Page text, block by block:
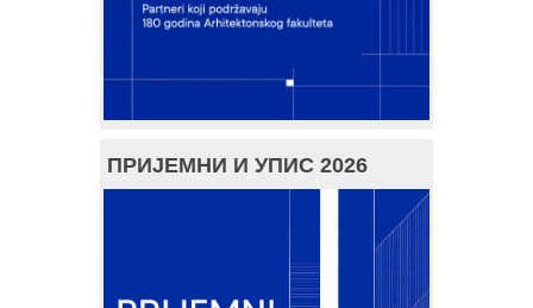
ПРИЈЕМНИ И УПИС 2026